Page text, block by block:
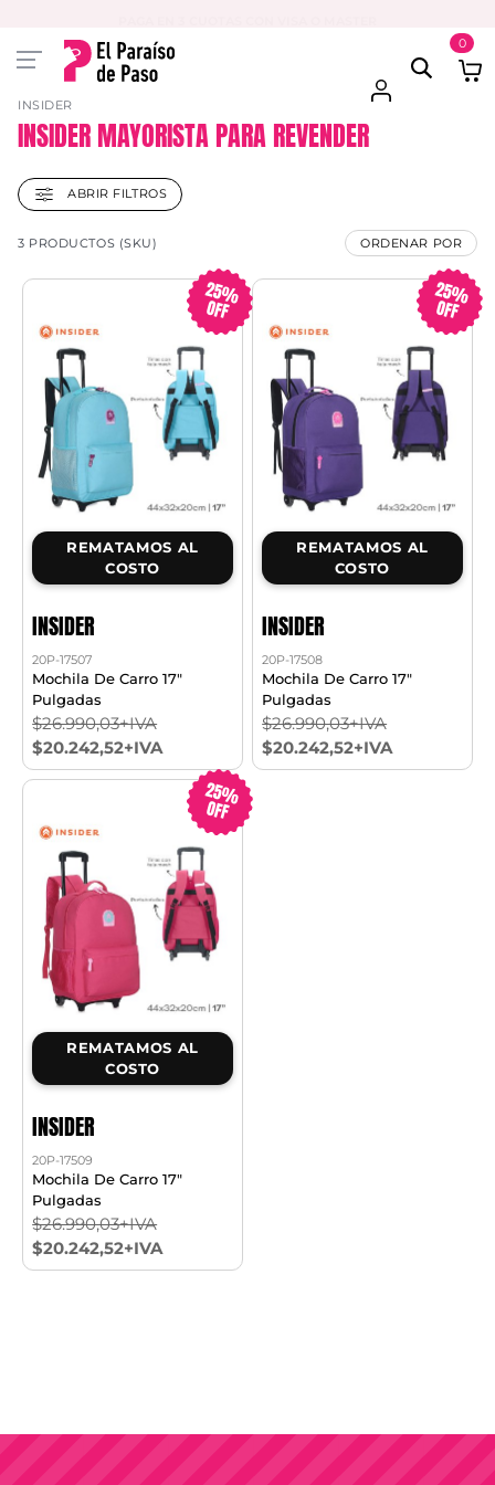
0
INSIDER
INSIDER MAYORISTA PARA REVENDER
ABRIR FILTROS
3 PRODUCTOS (SKU) ORDENAR POR
25%
OFF
REMATAMOS AL
COSTO
INSIDER
20P-17507
Mochila De Carro 17"
Pulgadas
$26.990,03+IVA
$20.242,52+IVA
25%
OFF
REMATAMOS AL
COSTO
INSIDER
20P-17508
Mochila De Carro 17"
Pulgadas
$26.990,03+IVA
$20.242,52+IVA
25%
OFF
REMATAMOS AL
COSTO
INSIDER
20P-17509
Mochila De Carro 17"
Pulgadas
$26.990,03+IVA
$20.242,52+IVA